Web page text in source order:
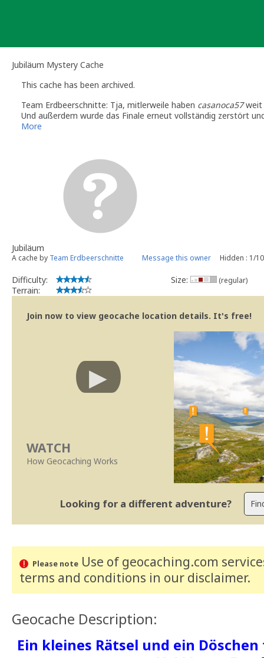
Jubiläum Mystery Cache
This cache has been archived.
Team Erdbeerschnitte: Tja, mitlerweile haben casanoca57weit
Und außerdem wurde das Finale erneut vollständig zerstört
Da wird es jetzt also Zeit fürs Archiv.
More
Jubiläum
A cache by Team Erdbeerschnitte Message this owner Hidden : 1/
Difficulty:
Terrain:
Size: (regular)
Join now to view geocache location details. It's free!
WATCH
How Geocaching Works
Looking for a different adventure?
Please noteUse of geocaching.com
terms and conditions in our disclaimer.
Geocache Description:
Ein kleines Rätsel und ein